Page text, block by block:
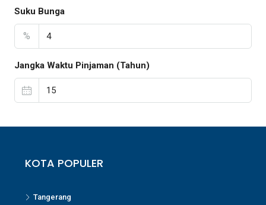
Suku Bunga
%
Jangka Waktu Pinjaman (Tahun)
KOTA POPULER
Tangerang